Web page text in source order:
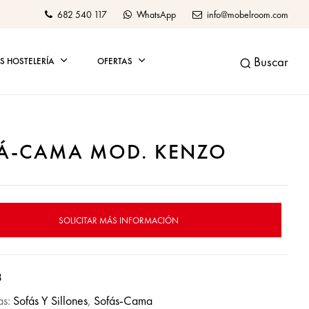
682 540 117 WhatsApp info@mobelroom.com
HOSTELERÍA OFERTAS Buscar
CAMA MOD. KENZO
SOLICITAR MÁS INFORMACIÓN
Sofás Y Sillones, Sofás-Cama